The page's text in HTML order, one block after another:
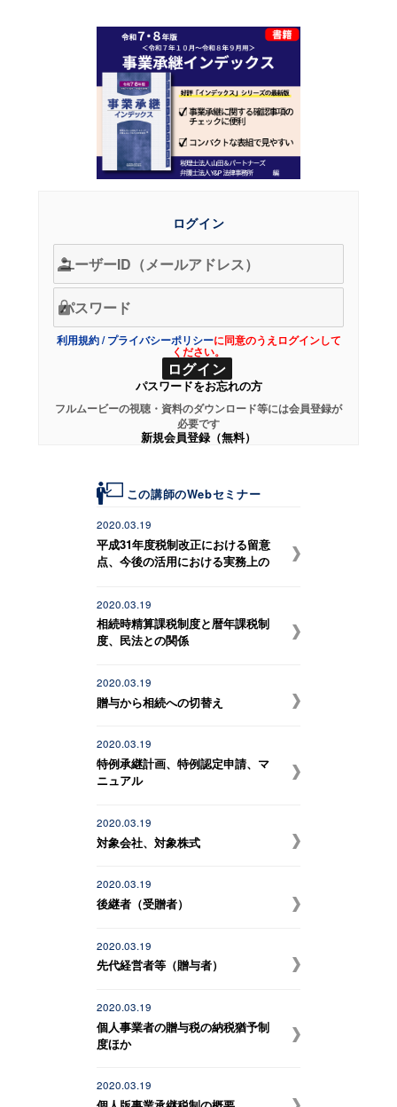
ログイン
利用規約/プライバシーポリシーに同意のうえログインして
ください。
パスワードをお忘れの方
フルムービーの視聴・資料のダウンロード等には会員登録が
必要です
新規会員登録（無料）
この講師のWebセミナー
2020.03.19
平成31年度税制改正における留意
点、今後の活用における実務上の
2020.03.19
相続時精算課税制度と暦年課税制
度、民法との関係
2020.03.19
贈与から相続への切替え
2020.03.19
特例承継計画、特例認定申請、マ
ニュアル
2020.03.19
対象会社、対象株式
2020.03.19
後継者（受贈者）
2020.03.19
先代経営者等（贈与者）
2020.03.19
個人事業者の贈与税の納税猶予制
度ほか
2020.03.19